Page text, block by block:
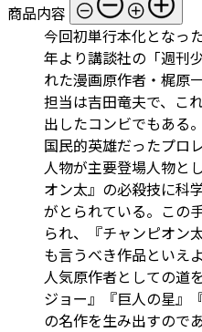
商品内容
今回初単行本化となっ
年より講談社の「週刊
れた漫画原作者・梶原
担当は吉田竜夫で、こ
出したコンビでもある
国民的英雄だったプロ
人物が主要登場人物と
オン太』の必殺技に科
がとられている。この
られ、『チャンピオン
も言うべき作品といえ
人気原作者としての道
ジョー』『巨人の星』
の名作を生み出すのであ